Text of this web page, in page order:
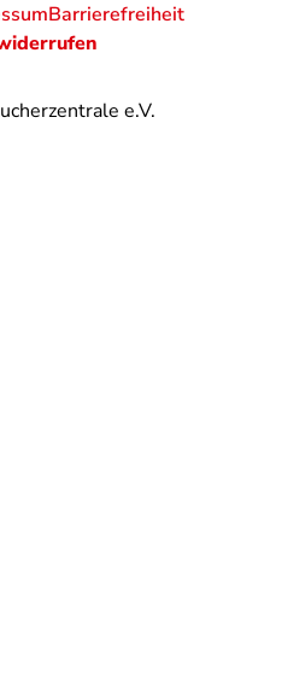
e.V.
Barrierefreiheit